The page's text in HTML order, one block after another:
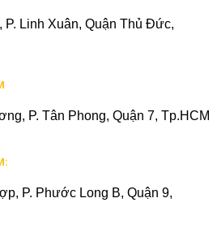
P. Linh Xuân, Quận Thủ Đức,
P. Tân Phong, Quận 7, Tp.HCM
P. Phước Long B, Quận 9,